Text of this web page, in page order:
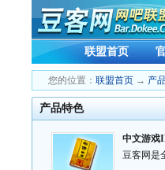
联盟首页
您的位置： 联盟首页 → 产
产品特色
中文游戏
豆客网是